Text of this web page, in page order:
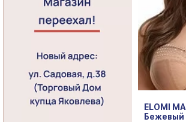
ELOMI
Бежевый